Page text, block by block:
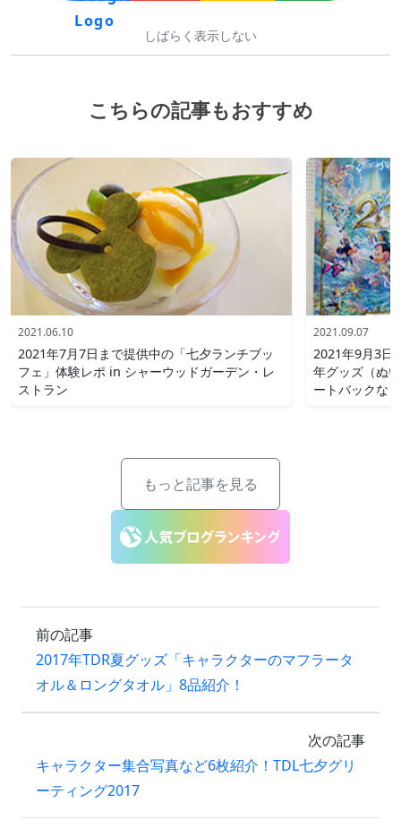
しばらく表示しない
こちらの記事もおすすめ
2021.06.10
2021年7月7日まで提供中の「七夕ランチブッ
フェ」体験レポ in シャーウッドガーデン・レ
ストラン
2021.09.07
2021年9月3日
年グッズ（ぬ
ートバックな
もっと記事を見る
前の記事
2017年TDR夏グッズ「キャラクターのマフラータ
オル＆ロングタオル」8品紹介！
次の記事
キャラクター集合写真など6枚紹介！TDL七夕グリ
ーティング2017